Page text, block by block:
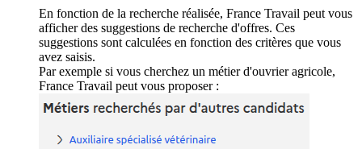
En fonction de la recherche réalisée, France Travail peut vous
afficher des suggestions de recherche d'offres. Ces
suggestions sont calculées en fonction des critères que vous
avez saisis.
Par exemple si vous cherchez un métier d'ouvrier agricole,
France Travail peut vous proposer :